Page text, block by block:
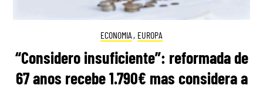
ECONOMIA , EUROPA
“Considero insuficiente”: reformada de
67 anos recebe 1.790€ mas considera a